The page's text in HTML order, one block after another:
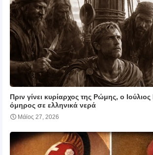
Πριν γίνει κυρίαρχος της Ρώμης, ο
όμηρος σε ελληνικά νερά
Μάϊος 27, 2026